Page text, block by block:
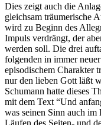
Dies zeigt auch die
gleichsam träumerische
wird zu Beginn des
Impuls verdrängt, der
werden soll. Die drei
folgenden in immer
episodischem Charakter
nur den lieben Gott läßt
Schumann hatte dieses
mit dem Text “Und
was seinen Sinn auch
Läufen des Seiten- und